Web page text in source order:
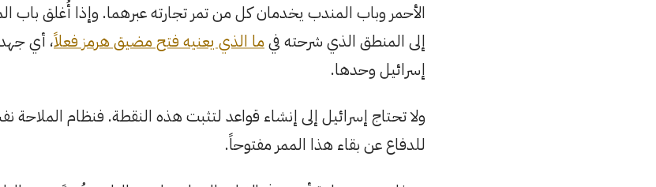
الأحمر وباب المندب يخدمان كل من تمر تجارته عبرهما. وإذا أُغلق
إلى المنطق الذي شرحته فيما الذي يعنيه فتح مضيق هرمز فعلاً، أي
إسرائيل وحدها.
ولا تحتاج إسرائيل إلى إنشاء قواعد لتثبت هذه النقطة. فنظام
للدفاع عن بقاء هذا الممر مفتوحاً.